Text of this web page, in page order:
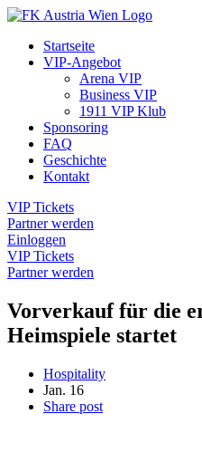
Startseite
VIP-Angebot
Arena VIP
Business VIP
1911 VIP Klub
Sponsoring
FAQ
Geschichte
Kontakt
VIP Tickets
Partner werden
Einloggen
VIP Tickets
Partner werden
Vorverkauf für die
Heimspiele startet
Hospitality
Jan. 16
Share post